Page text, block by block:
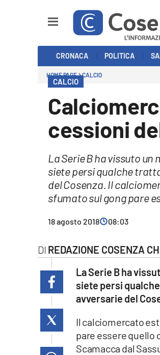
Economia e Lavoro
Streaming
CRONACA POLITICA
HOME PAGE CALCIO
CALCIO
cessioni
La Serie B ha vissuto
siete persi qualche
del Cosenza. Il
sfumato sul gong pare
18 agosto 2018 08:03
REDAZIONE COSENZA
La Serie B ha
siete persi
avversarie del
Il calciomercato
pare essere quello
Scamacca dal